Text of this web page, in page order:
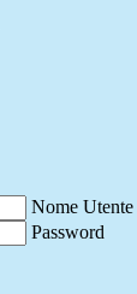
Nome Utente
Password